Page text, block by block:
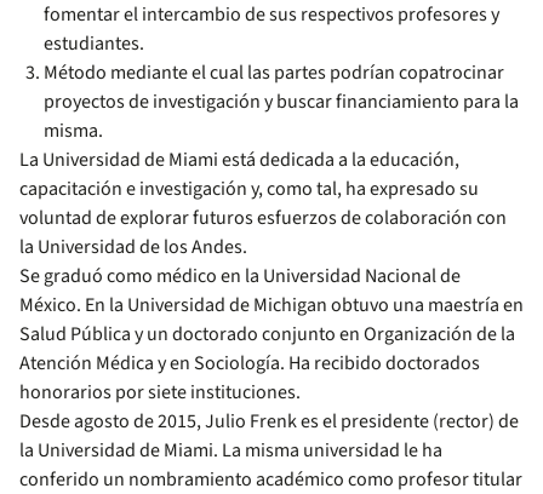
fomentar el intercambio de sus respectivos profesores y
estudiantes.
Método mediante el cual las partes podrían copatrocinar
proyectos de investigación y buscar financiamiento para la
misma.
La Universidad de Miami está dedicada a la educación,
capacitación e investigación y, como tal, ha expresado su
voluntad de explorar futuros esfuerzos de colaboración con
la Universidad de los Andes.
Se graduó como médico en la Universidad Nacional de
México. En la Universidad de Michigan obtuvo una maestría en
Salud Pública y un doctorado conjunto en Organización de la
Atención Médica y en Sociología. Ha recibido doctorados
honorarios por siete instituciones.
Desde agosto de 2015, Julio Frenk es el presidente (rector) de
la Universidad de Miami. La misma universidad le ha
conferido un nombramiento académico como profesor titular